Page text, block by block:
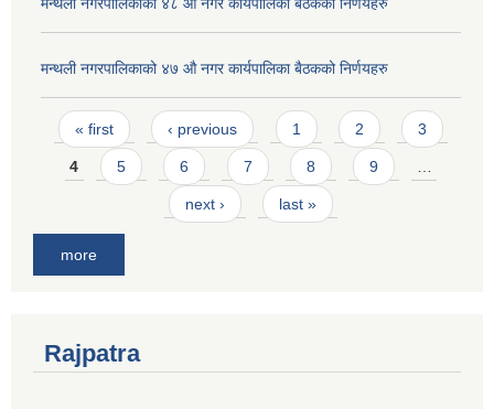
मन्थली नगरपालिकाको ४८ औ नगर कार्यपालिका बैठकको निर्णयहरु
मन्थली नगरपालिकाको ४७ औ नगर कार्यपालिका बैठकको निर्णयहरु
Pages
« first ‹ previous 1 2 3
4 5 6 7 8 9
next › last »
more
Rajpatra